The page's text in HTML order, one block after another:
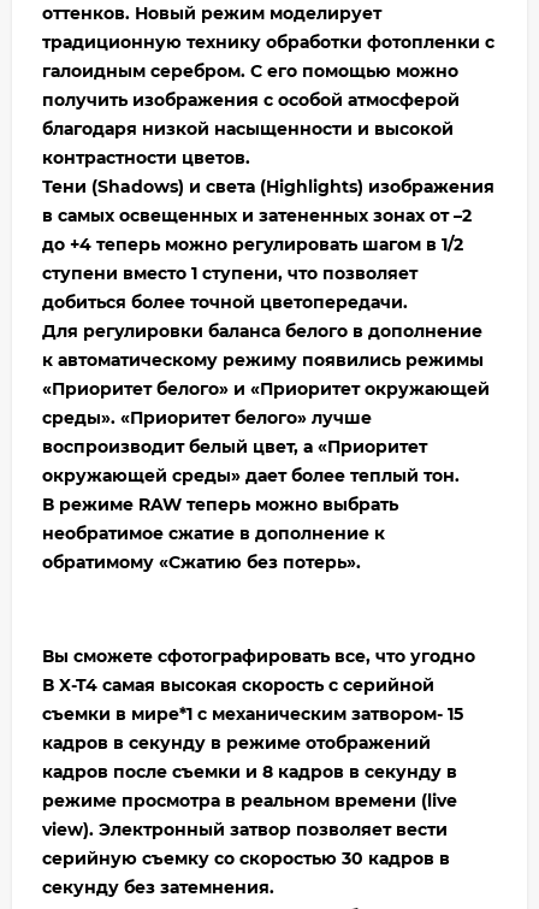
оттенков. Новый режим моделирует
традиционную технику обработки фотопленки с
галоидным серебром. С его помощью можно
получить изображения с особой атмосферой
благодаря низкой насыщенности и высокой
контрастности цветов.
Тени (Shadows) и света (Highlights) изображения
в самых освещенных и затененных зонах от –2
до +4 теперь можно регулировать шагом в 1/2
ступени вместо 1 ступени, что позволяет
добиться более точной цветопередачи.
Для регулировки баланса белого в дополнение
к автоматическому режиму появились режимы
«Приоритет белого» и «Приоритет окружающей
среды». «Приоритет белого» лучше
воспроизводит белый цвет, а «Приоритет
окружающей среды» дает более теплый тон.
В режиме RAW теперь можно выбрать
необратимое сжатие в дополнение к
обратимому «Сжатию без потерь».
Вы сможете сфотографировать все, что угодно
В X-T4 самая высокая скорость с серийной
съемки в мире*1 с механическим затвором- 15
кадров в секунду в режиме отображений
кадров после съемки и 8 кадров в секунду в
режиме просмотра в реальном времени (live
view). Электронный затвор позволяет вести
серийную съемку со скоростью 30 кадров в
секунду без затемнения.